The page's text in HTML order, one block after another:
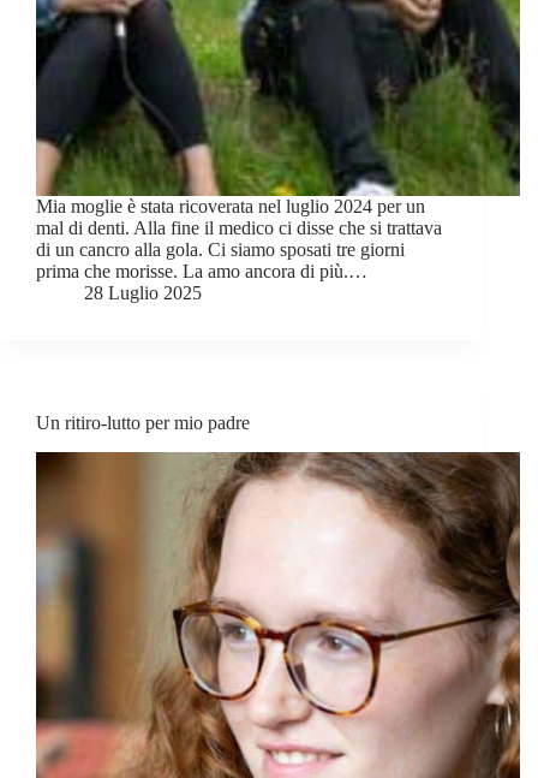
Mia moglie è stata ricoverata nel luglio 2024 per un
mal di denti. Alla fine il medico ci disse che si trattava
di un cancro alla gola. Ci siamo sposati tre giorni
prima che morisse. La amo ancora di più.…
28 Luglio 2025
Un ritiro-lutto per mio padre